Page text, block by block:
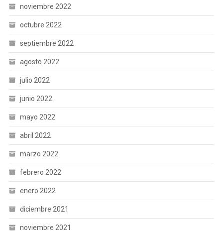
noviembre 2022
octubre 2022
septiembre 2022
agosto 2022
julio 2022
junio 2022
mayo 2022
abril 2022
marzo 2022
febrero 2022
enero 2022
diciembre 2021
noviembre 2021